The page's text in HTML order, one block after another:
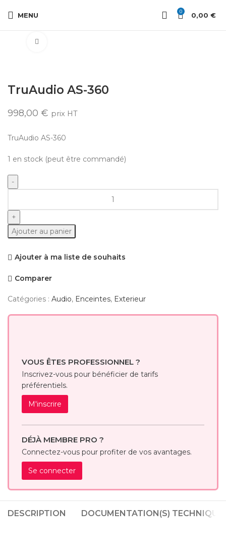
MENU 0 0,00 €
TruAudio AS-360
998,00 € prix HT
TruAudio AS-360
1 en stock (peut être commandé)
TruAudio
AS-
360
Ajouter au panier
Ajouter à ma liste de souhaits
Comparer
Catégories : Audio, Enceintes, Exterieur
VOUS ÊTES PROFESSIONNEL ?
Inscrivez-vous pour bénéficier de tarifs
préférentiels.
M'inscrire
DÉJÀ MEMBRE PRO ?
Connectez-vous pour profiter de vos avantages.
Se connecter
DESCRIPTION DOCUMENTATION(S)